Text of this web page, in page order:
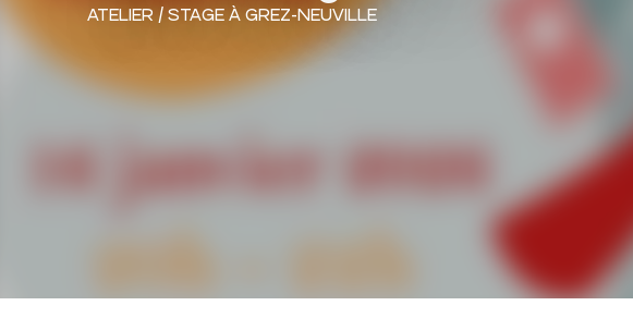
ATELIER / STAGE À GREZ-NEUVILLE